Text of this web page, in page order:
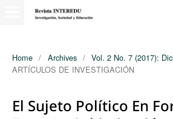
Home / Archives / Vol. 2 No. 7 (2017):
ARTÍCULOS DE INVESTIGACIÓN
El Sujeto Político En